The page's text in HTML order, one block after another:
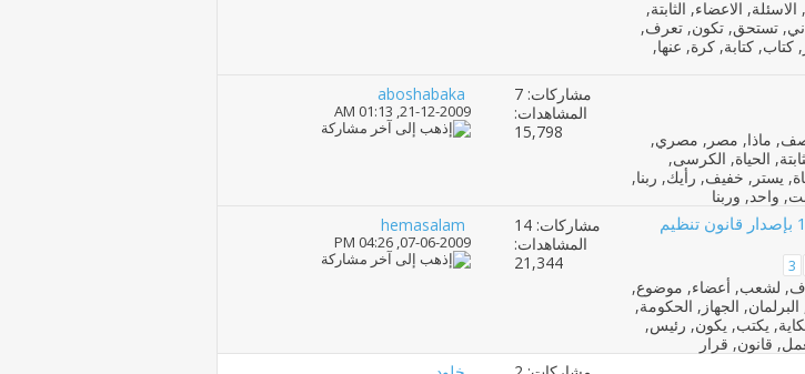
مشاركات: 7
المشاهدات:
15,798
aboshabaka
21-12-2009,
01:13 AM
قانون رقم 1 بإصدار قانون تنظيم
3
مشاركات: 14
المشاهدات:
21,344
hemasalam
07-06-2009,
04:26 PM